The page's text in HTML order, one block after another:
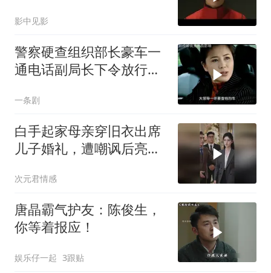
影中见影
警察硬查组织部长豪车一
通电话副局长下令放行，
一条剧
白手起家母亲穿旧衣出席
儿子婚礼，遭嘲讽后亮出
次元君情感
唐晶霸气护友：陈俊生，
你等着报应！
娱乐仔一起 3跟贴